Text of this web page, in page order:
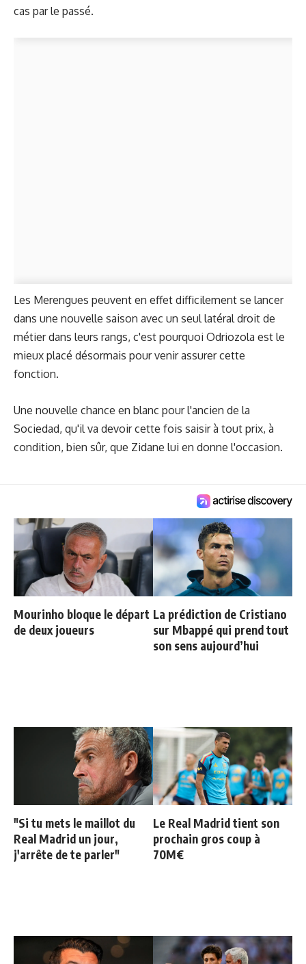
cas par le passé.
Les Merengues peuvent en effet difficilement se lancer
dans une nouvelle saison avec un seul latéral droit de
métier dans leurs rangs, c'est pourquoi Odriozola est le
mieux placé désormais pour venir assurer cette
fonction.
Une nouvelle chance en blanc pour l'ancien de la
Sociedad, qu'il va devoir cette fois saisir à tout prix, à
condition, bien sûr, que Zidane lui en donne l'occasion.
Mourinho bloque le départ
de deux joueurs
La prédiction de Cristiano
sur Mbappé qui prend tout
son sens aujourd’hui
"Si tu mets le maillot du
Real Madrid un jour,
j'arrête de te parler"
Le Real Madrid tient son
prochain gros coup à
70M€